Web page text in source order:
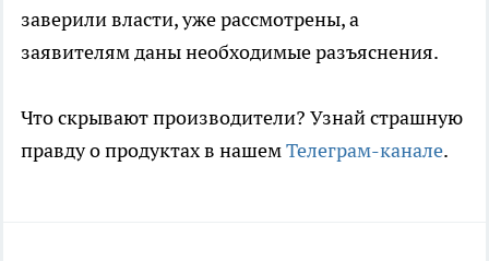
заверили власти, уже рассмотрены, а
заявителям даны необходимые разъяснения.
Что скрывают производители? Узнай страшную
правду о продуктах в нашемТелеграм-канале.